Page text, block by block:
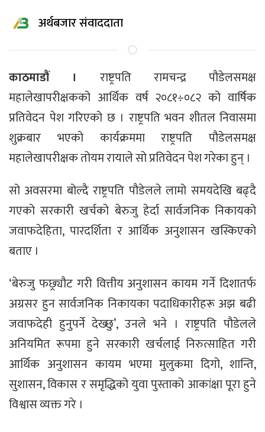
अर्थबजार संवाददाता
काठमाडौं । राष्ट्रपति रामचन्द्र पौडेलसमक्ष
महालेखापरीक्षकको आर्थिक वर्ष २०८१÷०८२ को वार्षिक
प्रतिवेदन पेश गरिएको छ । राष्ट्रपति भवन शीतल निवासमा
शुक्रबार भएको कार्यक्रममा राष्ट्रपति पौडेलसमक्ष
महालेखापरीक्षक तोयम रायाले सो प्रतिवेदन पेश गरेका हुन् ।
सो अवसरमा बोल्दै राष्ट्रपति पौडेलले लामो समयदेखि बढ्दै
गएको सरकारी खर्चको बेरुजु हेर्दा सार्वजनिक निकायको
जवाफदेहिता, पारदर्शिता र आर्थिक अनुशासन खस्किएको
बताए ।
‘बेरुजु फछ्र्यौट गरी वित्तीय अनुशासन कायम गर्ने दिशातर्फ
अग्रसर हुन सार्वजनिक निकायका पदाधिकारीहरू अझ बढी
जवाफदेही हुनुपर्ने देख्छु’, उनले भने । राष्ट्रपति पौडेलले
अनियमित रूपमा हुने सरकारी खर्चलाई निरुत्साहित गरी
आर्थिक अनुशासन कायम भएमा मुलुकमा दिगो, शान्ति,
सुशासन, विकास र समृद्धिको युवा पुस्ताको आकांक्षा पूरा हुने
विश्वास व्यक्त गरे ।